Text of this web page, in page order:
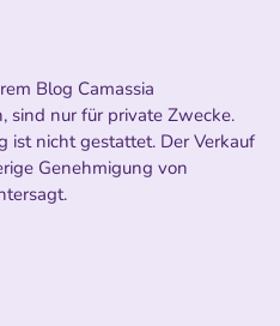
Blog Camassia
sind nur für private Zwecke.
ist nicht gestattet. Der Verkauf
Genehmigung von